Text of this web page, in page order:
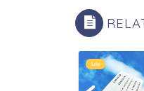
Life